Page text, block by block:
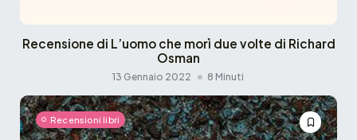
Recensione di L’uomo che morì due volte di Richard
Osman
13 Gennaio 2022 8 Minuti
Recensioni libri